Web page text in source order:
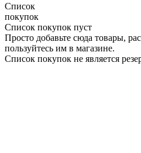
Список
покупок
Список покупок пуст
Просто добавьте сюда товары,
пользуйтесь им в магазине.
Список покупок не является